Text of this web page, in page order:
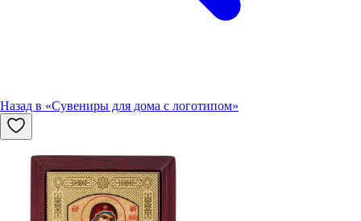
Назад в «Сувениры для дома с логотипом»